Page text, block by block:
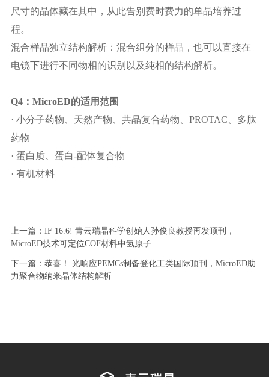
尺寸的晶体藏在其中，从此告别费时费力的单晶培养过
程。
混合样品独立结构解析：混合组分的样品，也可以直接在
电镜下进行不同物相的识别以及纯相的结构解析。
Q4：MicroED的适用范围
· 小分子药物、天然产物、共晶复合药物、PROTAC、多肽
药物
· 蛋白质、蛋白-配体复合物
· 有机材料
上一篇：IF 16.6! 青云瑞晶科学创始人孙俊良教授再发顶刊，
MicroED技术可定位COF材料中氢原子
下一篇：恭喜！ 光响应PEMCs制备登化工类国际顶刊，MicroED助
力聚合物纳米晶体结构解析